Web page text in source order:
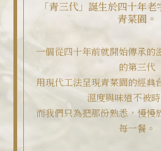
「青三代」誕生於四十年
青菜園。
一個從四十年前就開始傳承的
的第三代
用現代工法呈現青菜園的經典
溫度與味道不被
而我們只為把那份熟悉，慢慢
每一餐。